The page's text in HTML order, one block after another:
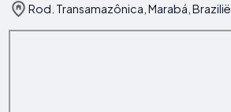
Rod. Transamazônica, Marabá, Brazilië